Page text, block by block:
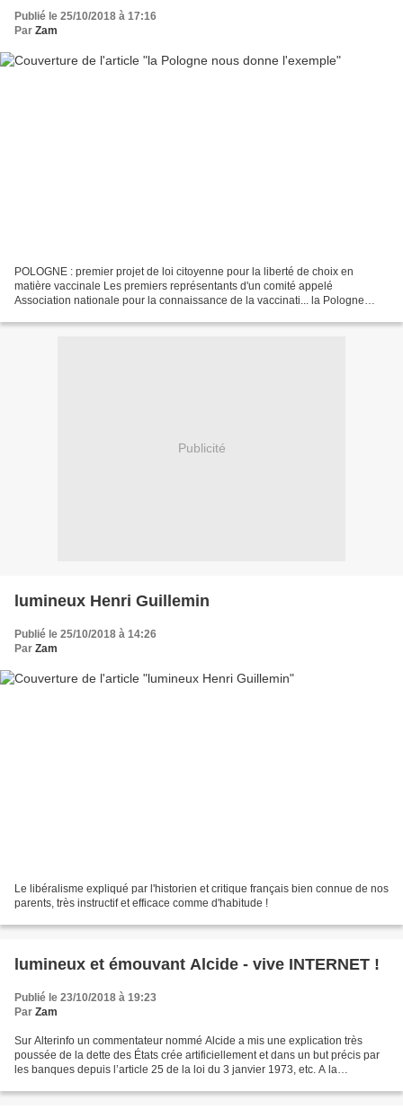
Publié le 25/10/2018 à 17:16
Par Zam
POLOGNE : premier projet de loi citoyenne pour la liberté de choix en
matière vaccinale Les premiers représentants d'un comité appelé
Association nationale pour la connaissance de la vaccinati... la Pologne
Publicité
lumineux Henri Guillemin
Publié le 25/10/2018 à 14:26
Par Zam
Le libéralisme expliqué par l'historien et critique français bien connue de nos
parents, très instructif et efficace comme d'habitude !
lumineux et émouvant Alcide - vive INTERNET !
Publié le 23/10/2018 à 19:23
Par Zam
Sur Alterinfo un commentateur nommé Alcide a mis une explication très
poussée de la dette des États crée artificiellement et dans un but précis par
les banques depuis l’article 25 de la loi du 3 janvier 1973, etc. A la